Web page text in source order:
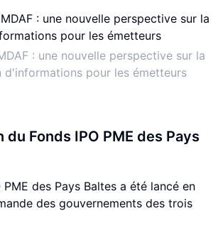
: une nouvelle perspective sur la
d'informations pour les émetteurs
du Fonds IPO PME des Pays
PME des Pays Baltes a été lancé en
des gouvernements des trois